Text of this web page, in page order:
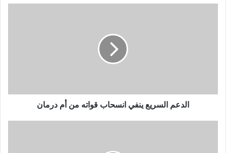
الدعم السريع ينفي انسحاب قواته من أم درمان